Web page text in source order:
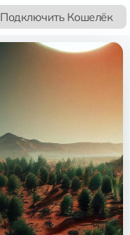
Подключить Кошелёк